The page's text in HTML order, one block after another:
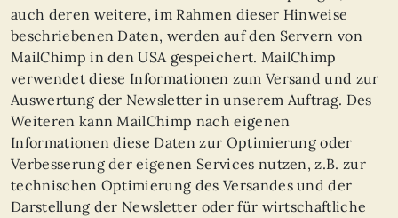
auch deren weitere, im Rahmen dieser Hinweise
beschriebenen Daten, werden auf den Servern von
MailChimp in den USA gespeichert. MailChimp
verwendet diese Informationen zum Versand und zur
Auswertung der Newsletter in unserem Auftrag. Des
Weiteren kann MailChimp nach eigenen
Informationen diese Daten zur Optimierung oder
Verbesserung der eigenen Services nutzen, z.B. zur
technischen Optimierung des Versandes und der
Darstellung der Newsletter oder für wirtschaftliche